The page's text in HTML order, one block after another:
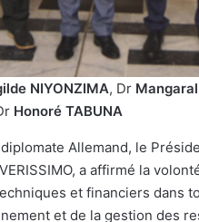
NIYONZIMA, Dr
Honoré TABUNA
Allemand, le
a affirmé la
et financiers dans
et de la gestion des